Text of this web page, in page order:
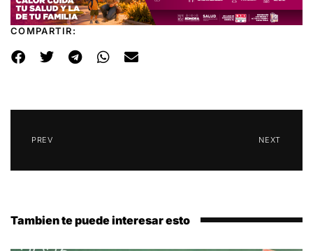
COMPARTIR:
PREV NEXT
Tambien te puede interesar esto